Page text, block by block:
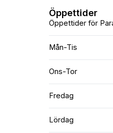
Öppettider för
Öppettider
Mån-Tis
Ons-Tor
Fredag
Lördag